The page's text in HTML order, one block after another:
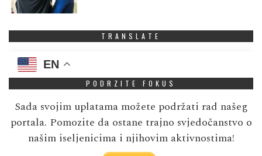
TRANSLATE
EN
PODRZITE FOKUS
Sada svojim uplatama možete podržati rad našeg
portala. Pomozite da ostane trajno svjedočanstvo o
našim iseljenicima i njihovim aktivnostima!